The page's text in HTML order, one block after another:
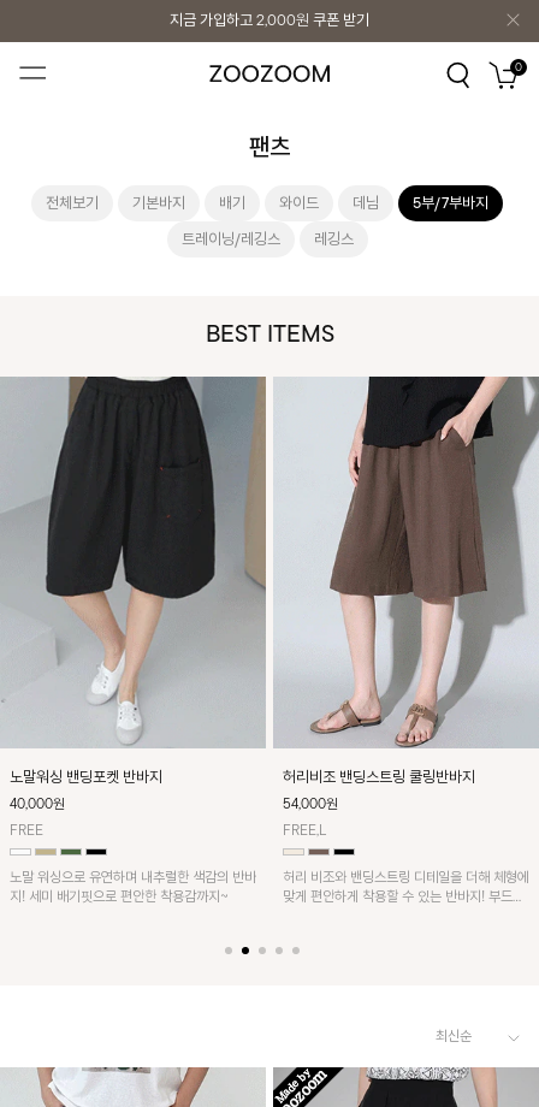
지금 가입하고 2,000원 쿠폰 받기
지금 가입하고 2,000원 쿠폰 받기 0
팬츠
전체보기 기본바지 배기 와이드 데님 5부/7부바지
트레이닝/레깅스 레깅스
BEST ITEMS
이중 레이어드 쿨링반바지
69,000원
FREE, L
앞판에 레이어드 된 듯한 이중 패널 디자인이
세련된 포인트가 되어주는 냉감 반바지입니다.
자연스럽게 퍼지는 와이드 실루엣이 여유롭고
멋스러운 핏을 연출하며, 허리 반밴딩으로 편
안한 착용감을 더했습니다. 시원한 냉감 소재
로 가볍고 쾌적하게 즐길 수 있어요~
바스락 냉감 커브드반바지
카키 컬러가 추가되었어요~ 가볍고 탄탄한 나
일론 혼방의 소재감이며 와이드 한 커브드라인
의 실루엣이 멋스러운 팬츠예요~ 또한 뒷밴딩
으로 편안하게 착용된답니다